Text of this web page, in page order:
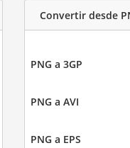
Convertir desde
PNG a 3GP
PNG a AVI
PNG a EPS